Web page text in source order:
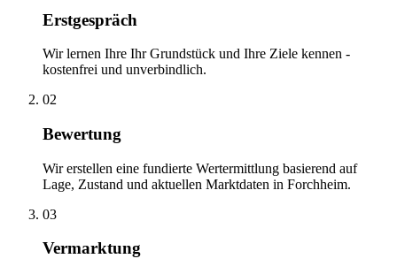
Erstgespräch
Wir lernen Ihre Ihr Grundstück und Ihre Ziele kennen -
kostenfrei und unverbindlich.
02
Bewertung
Wir erstellen eine fundierte Wertermittlung basierend auf
Lage, Zustand und aktuellen Marktdaten in Forchheim.
03
Vermarktung